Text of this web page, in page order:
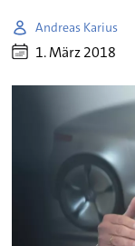
Andreas Karius
1. März 2018